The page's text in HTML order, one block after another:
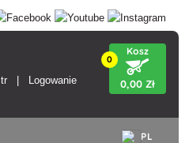
Logowanie
0
Kosz
0,00 Zł
PL